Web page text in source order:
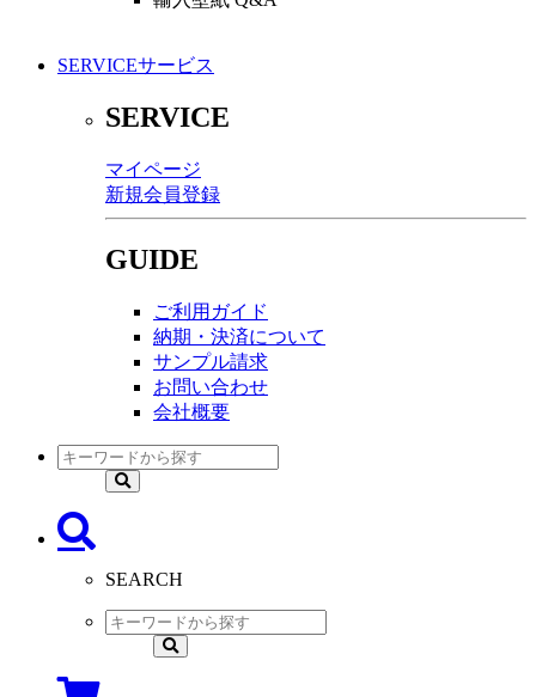
SERVICEサービス
SERVICE
マイページ
新規会員登録
GUIDE
ご利用ガイド
納期・決済について
サンプル請求
お問い合わせ
会社概要
SEARCH